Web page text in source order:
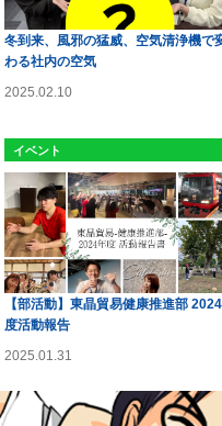
冬到来、風邪の猛威、空気清浄機で
わる社内の空気
2025.02.10
イベント
【部活動】東晶貿易健康推進部
度活動報告
2025.01.31